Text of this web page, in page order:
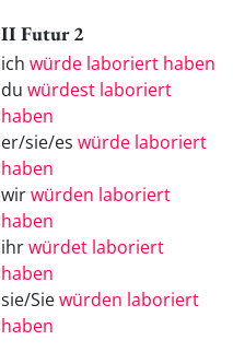
II Futur 2
ich würde laboriert haben
du würdest laboriert
haben
er/sie/es würde laboriert
haben
wirwürden laboriert
haben
ihrwürdet laboriert
haben
sie/Siewürden laboriert
haben